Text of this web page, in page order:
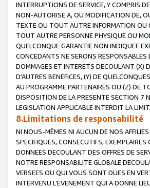
INTERRUPTIONS DE SERVICE, Y COMPRIS
NON-AUTORISE A, OU MODIFICATION DE,
TEXTE OU TOUT AUTRE INFORMATION OU
TOUT AUTRE PERSONNE PHYSIQUE OU
QUELCONQUE GARANTIE NON INDIQUEE
CONCEDANTS NE SERONS
DOMMAGES ET INTERETS DECOULANT (X)
D'AUTRES BENEFICES, (Y) DE
AU PROGRAMME PARTENAIRES OU (Z) DE
DISPOSITION DE LA PRESENTE SECTION 7
LEGISLATION APPLICABLE INTERDIT LA
8.Limitations de responsabilité
NI NOUS-MÊMES NI AUCUN DE NOS
SPECIFIQUES, CONSECUTIFS,
DONNEES DECOULANT DES OFFRES DE
NOTRE RESPONSABILITE GLOBALE
VERSEES OU QUI VOUS SONT DUES EN
INTERVENU L’EVENEMENT QUI A DONNE